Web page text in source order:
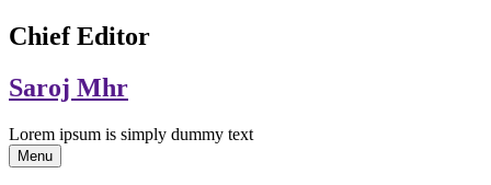
Chief Editor
Saroj Mhr
Lorem ipsum is simply dummy text
Menu